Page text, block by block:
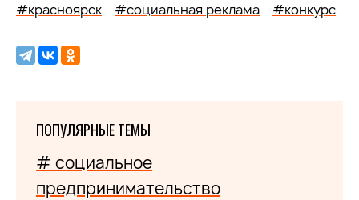
#красноярск #социальная реклама #конкурс
ПОПУЛЯРНЫЕ ТЕМЫ
# социальное
предпринимательство